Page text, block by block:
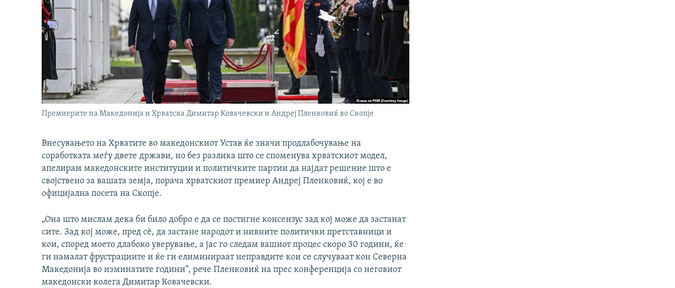
Премиерите на Македонија и Хрватска Димитар Ковачевски и Андреј Пленковиќ во Скопје
Внесувањето на Хрватите во македонскиот Устав ќе значи продлабочување на
соработката меѓу двете држави, но без разлика што се споменува хрватскиот модел,
апелирам македонските институции и политичките партии да најдат решение што е
својствено за вашата земја, порача хрватскиот премиер Андреј Пленковиќ, кој е во
официјална посета на Скопје.
„Она што мислам дека би било добро е да се постигне консензус зад кој може да застанат
сите. Зад кој може, пред сѐ, да застане народот и нивните политички претставници и
кои, според моето длабоко уверување, а јас го следам вашиот процес скоро 30 години, ќе
ги намалат фрустрациите и ќе ги елиминираат неправдите кои се случуваат кон Северна
Македонија во изминатите години“, рече Пленковиќ на прес конференција со неговиот
македонски колега Димитар Ковачевски.